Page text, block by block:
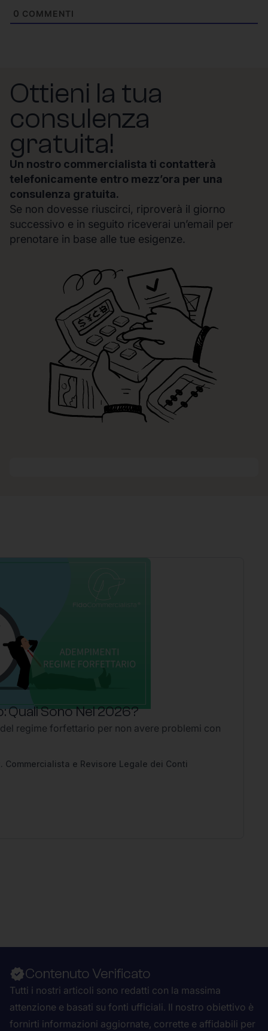
0 COMMENTI
Ottieni la tua
consulenza
gratuita!
Un nostro commercialista ti contatterà
telefonicamente entro mezz’ora per una
consulenza gratuita.
Se non dovesse riuscirci, riproverà il giorno
successivo e in seguito riceverai un’email per
prenotare in base alle tue esigenze.
Sono Nel 2026?
regime forfettario per non avere problemi con
Commercialista e Revisore Legale dei Conti
Contenuto Verificato
Tutti i nostri articoli sono redatti con la massima
attenzione e basati su fonti ufficiali. Il nostro obiettivo è
fornirti informazioni aggiornate, corrette e affidabili per